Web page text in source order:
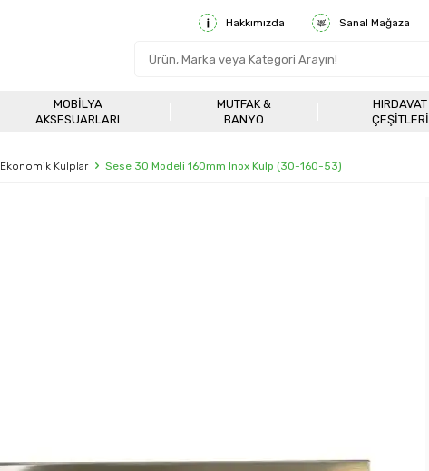
Hakkımızda Sanal Mağaza
MOBILYA
AKSESUARLARI
MUTFAK &
BANYO
HIRDAVAT
ÇEŞITLERI
Ekonomik Kulplar Sese 30 Modeli 160mm Inox Kulp (30-160-53)